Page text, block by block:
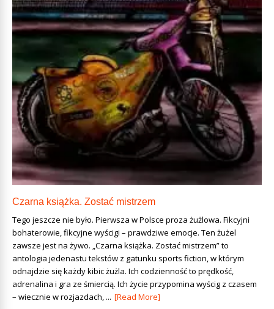
Czarna książka. Zostać mistrzem
Tego jeszcze nie było. Pierwsza w Polsce proza żużlowa. Fikcyjni
bohaterowie, fikcyjne wyścigi – prawdziwe emocje. Ten żużel
zawsze jest na żywo. „Czarna książka. Zostać mistrzem” to
antologia jedenastu tekstów z gatunku sports fiction, w którym
odnajdzie się każdy kibic żużla. Ich codzienność to prędkość,
adrenalina i gra ze śmiercią. Ich życie przypomina wyścig z czasem
– wiecznie w rozjazdach, ... [Read More]